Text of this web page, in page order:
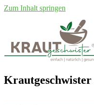
Zum Inhalt springen
Krautgeschwister